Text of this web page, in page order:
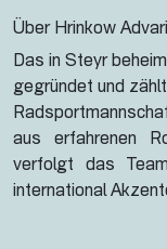
Über Hrinkow
Das in Steyr
gegründet und
aus erfahrenen
verfolgt das
international